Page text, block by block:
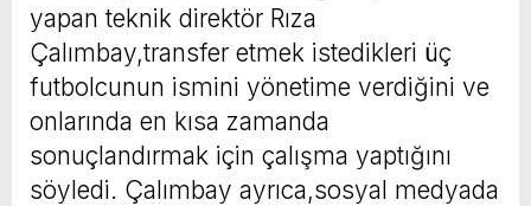
yapan teknik direktör Rıza
Çalımbay,transfer etmek istedikleri üç
futbolcunun ismini yönetime verdiğini ve
onlarında en kısa zamanda
sonuçlandırmak için çalışma yaptığını
söyledi. Çalımbay ayrıca,sosyal medyada